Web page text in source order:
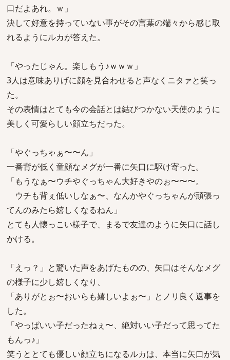
口だよあれ。ｗ」
決して好意を持っていない事がその言葉の端々から感じ取
れるようにルカが答えた。
「やったじゃん。楽しもう♪ｗｗｗ」
3人は意味ありげに顔を見合わせると声なくニタァと笑っ
た。
その表情はとても今の会話とは結びつかない天使のように
美しく可愛らしい顔立ちだった。
「やぐっちゃぁ〜〜ん」
一番背が低く童顔なメグが一番に矢口に駆け寄った。
「もうなぁ〜ウチやぐっちゃん大好きやのぉ〜〜〜。
ウチも背ぇ低いしなぁ〜、なんかやぐっちゃんが頑張っ
てんのみたら嬉しくなるねん」
とても人懐っこい様子で、まるで友達のように矢口に話し
かける。
「えっ？」と驚いた声をあげたものの、矢口はそんなメグ
の様子に少し嬉しくなり、
「ありがとぉ〜おいらも嬉しいよぉ〜」とノリ良く返事を
した。
「やっぱいい子だったねぇ〜、絶対いい子だって思ってた
もんっ♪」
笑うととても優しい顔立ちになるルカは、本当に矢口が気